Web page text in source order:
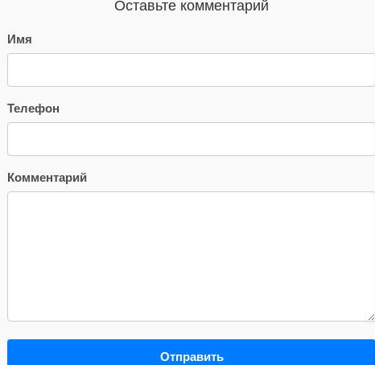
Оставьте комментарий
Имя
Телефон
Комментарий
Отправить